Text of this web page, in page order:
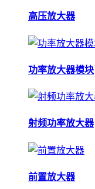
高压放大器
功率放大器模块
射频功率放大器
前置放大器